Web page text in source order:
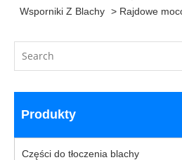
Wsporniki Z Blachy > Rajdowe
Produkty
Części do tłoczenia blachy